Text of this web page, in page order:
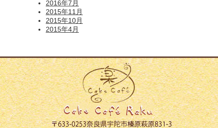
2016年7月
2015年11月
2015年10月
2015年4月